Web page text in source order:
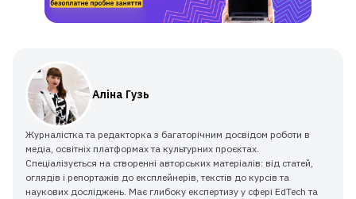
Аліна Гузь
Журналістка та редакторка з багаторічним досвідом роботи в
медіа, освітніх платформах та культурних проєктах.
Спеціалізується на створенні авторських матеріалів: від статей,
оглядів і репортажів до експлейнерів, текстів до курсів та
наукових досліджень. Має глибоку експертизу у сфері EdTech та